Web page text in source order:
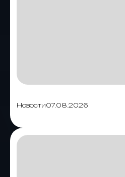
Новости07.08.2026